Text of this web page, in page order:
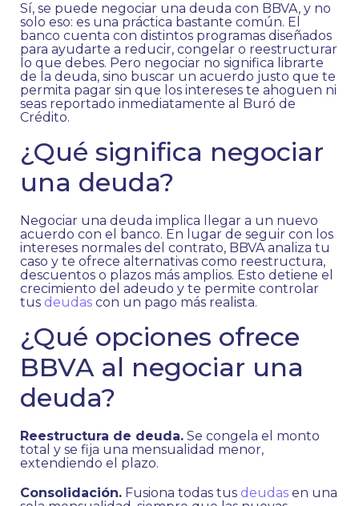
Sí, se puede negociar una deuda con BBVA, y no
solo eso: es una práctica bastante común. El
banco cuenta con distintos programas diseñados
para ayudarte a reducir, congelar o reestructurar
lo que debes. Pero negociar no significa librarte
de la deuda, sino buscar un acuerdo justo que te
permita pagar sin que los intereses te ahoguen ni
seas reportado inmediatamente al Buró de
Crédito.
¿Qué significa negociar
una deuda?
Negociar una deuda implica llegar a un nuevo
acuerdo con el banco. En lugar de seguir con los
intereses normales del contrato, BBVA analiza tu
caso y te ofrece alternativas como reestructura,
descuentos o plazos más amplios. Esto detiene el
crecimiento del adeudo y te permite controlar
tus deudas con un pago más realista.
¿Qué opciones ofrece
BBVA al negociar una
deuda?
Reestructura de deuda. Se congela el monto
total y se fija una mensualidad menor,
extendiendo el plazo.
Consolidación. Fusiona todas tus deudas en una